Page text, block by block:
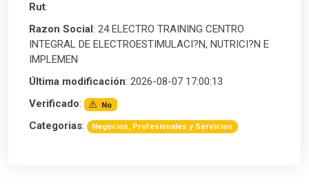
Rut:
Razon Social : 24 ELECTRO TRAINING CENTRO
INTEGRAL DE ELECTROESTIMULACI?N, NUTRICI?N E
IMPLEMEN
Última modificación: 2026-08-07 17:00:13
Verificado: No
Categorias: Negocios, Profesionales y Servicios